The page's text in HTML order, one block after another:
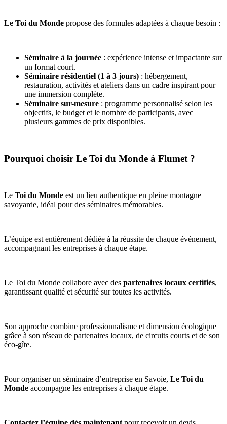
Le Toi du Monde propose des formules adaptées à chaque besoin :
Séminaire à la journée : expérience intense et impactante sur
un format court.
Séminaire résidentiel (1 à 3 jours) : hébergement,
restauration, activités et ateliers dans un cadre inspirant pour
une immersion complète.
Séminaire sur-mesure : programme personnalisé selon les
objectifs, le budget et le nombre de participants, avec
plusieurs gammes de prix disponibles.
Pourquoi choisir Le Toi du Monde à Flumet ?
Le Toi du Monde est un lieu authentique en pleine montagne
savoyarde, idéal pour des séminaires mémorables.
L’équipe est entièrement dédiée à la réussite de chaque événement,
accompagnant les entreprises à chaque étape.
Le Toi du Monde collabore avec des partenaires locaux certifiés,
garantissant qualité et sécurité sur toutes les activités.
Son approche combine professionnalisme et dimension écologique
grâce à son réseau de partenaires locaux, de circuits courts et de son
éco-gîte.
Pour organiser un séminaire d’entreprise en Savoie, Le Toi du
Monde accompagne les entreprises à chaque étape.